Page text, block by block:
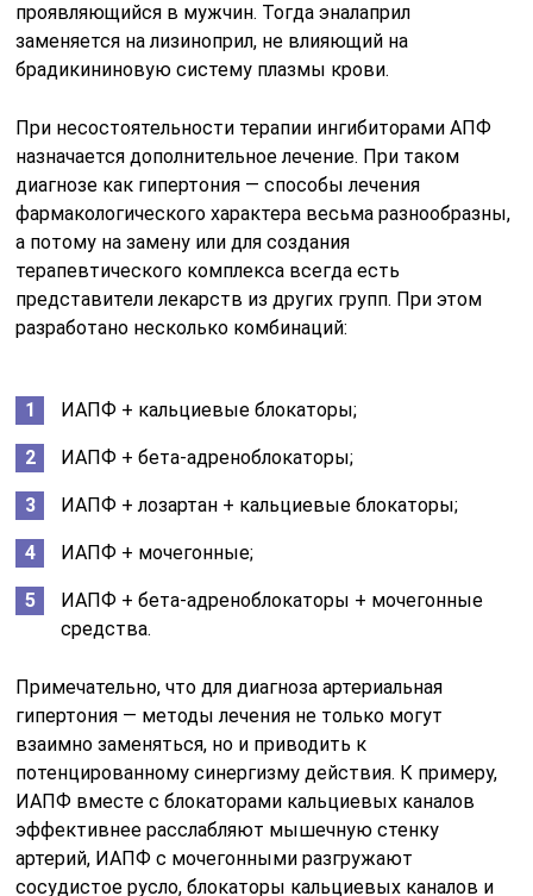
проявляющийся в мужчин. Тогда эналаприл
заменяется на лизиноприл, не влияющий на
брадикининовую систему плазмы крови.
При несостоятельности терапии ингибиторами АПФ
назначается дополнительное лечение. При таком
диагнозе как гипертония — способы лечения
фармакологического характера весьма разнообразны,
а потому на замену или для создания
терапевтического комплекса всегда есть
представители лекарств из других групп. При этом
разработано несколько комбинаций:
ИАПФ + кальциевые блокаторы;
ИАПФ + бета-адреноблокаторы;
ИАПФ + лозартан + кальциевые блокаторы;
ИАПФ + мочегонные;
ИАПФ + бета-адреноблокаторы + мочегонные
средства.
Примечательно, что для диагноза артериальная
гипертония — методы лечения не только могут
взаимно заменяться, но и приводить к
потенцированному синергизму действия. К примеру,
ИАПФ вместе с блокаторами кальциевых каналов
эффективнее расслабляют мышечную стенку
артерий, ИАПФ с мочегонными разгружают
сосудистое русло, блокаторы кальциевых каналов и